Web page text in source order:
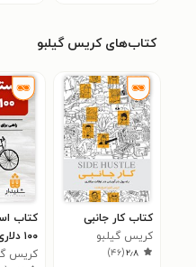
کتاب‌های کریس گیلبو
کتاب کار جانبی
کریس گیلبو
۲٫۸(۴۶)
کتاب
۱۰۰ دلاری
کریس